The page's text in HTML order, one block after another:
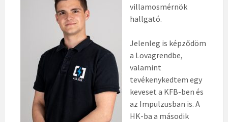
villamosmérnök
hallgató.
Jelenleg is képződöm
a Lovagrendbe,
valamint
tevékenykedtem egy
keveset a KFB-ben és
az Impulzusban is. A
HK-ba a második